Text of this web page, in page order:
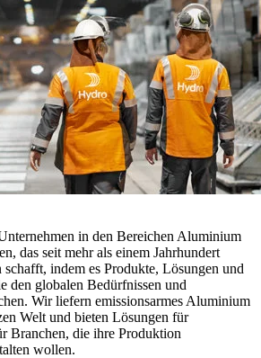
in den Bereichen Aluminium
das seit mehr als einem Jahrhundert
indem es Produkte, Lösungen und
den globalen Bedürfnissen und
Wir liefern emissionsarmes Aluminium
Welt und bieten Lösungen für
Branchen, die ihre Produktion
wollen.